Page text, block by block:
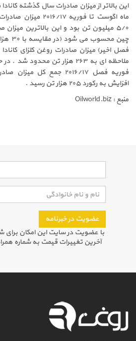
این بالاتر از میزان صادرات سال گذشته
ماه اگوست تا فوریه
۵/۰ میلیون تن بود و این بالاترین میزان
فصل اخیر) میزان صادرات روغن کلزای
ملاحظه ای به ۲۶۳ هزار تن
افزایش به رکورد ۲۰۵ هزار تن رسید .
منبع : Oilworld.biz
عضویت در خبرنامه
با عضویت در سایت این امکان برای
آخرین تغییرات قیمت به شماره